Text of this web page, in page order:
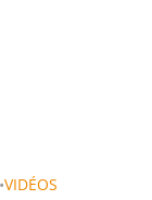
VIDÉOS